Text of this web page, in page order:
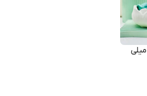
پن مایع ضد قارچ دئودراگ 150 میلی